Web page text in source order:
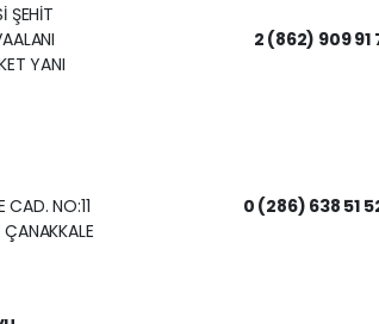
ŞEHİT
YANI
2 (862) 909 91
CAD. NO:11
ÇANAKKALE
0 (286) 638 51